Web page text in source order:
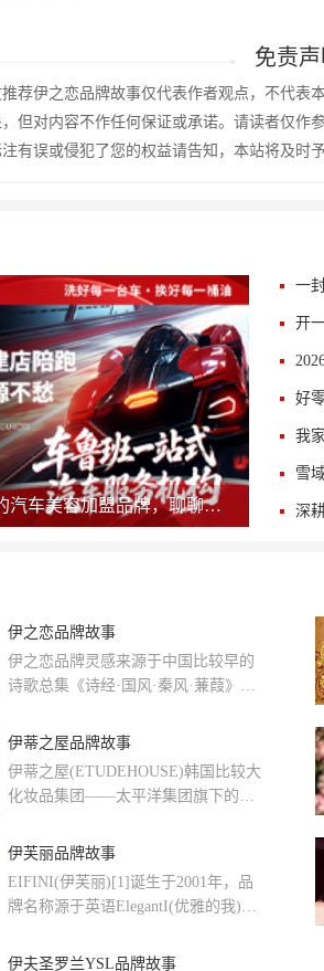
免责
荐伊之恋品牌故事仅代表作者观点，不代表
，但对内容不作任何保证或承诺。请读者仅作
有误或侵犯了您的权益请告知，本站将及时
全网真实好评多的汽车美容加盟品牌，聊聊车鲁班的实际开店体验
雪
深
伊之恋品牌故事
伊之恋品牌灵感来源于中国比较早的
诗歌总集《诗经·国风·秦风·蒹葭》蒹
一方。在深秋的河边，一丛丛芦苇...
伊蒂之屋品牌故事
伊蒂之屋(ETUDEHOUSE)韩国比较大
化妆品集团——太平洋集团旗下的一
(Etude)遵从流行时尚原则。
伊芙丽品牌故事
EIFINI(伊芙丽)[1]诞生于2001年，品
牌名称源于英语ElegantI(优雅的我)、
这三个词...
伊夫圣罗兰YSL品牌故事